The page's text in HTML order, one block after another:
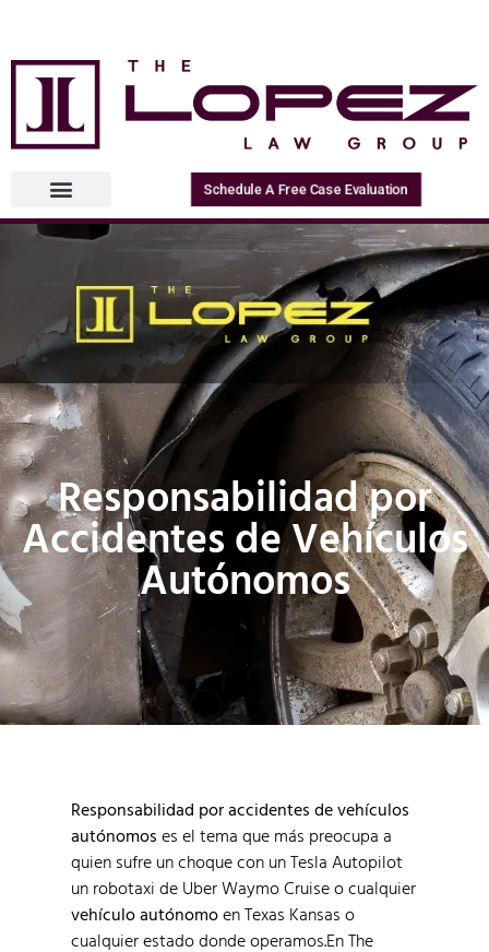
Schedule A Free Case Evaluation
Responsabilidad por
Accidentes de Vehículos
Autónomos
Responsabilidad por accidentes de vehículos
autónomos es el tema que más preocupa a
quien sufre un choque con un Tesla Autopilot
un robotaxi de Uber Waymo Cruise o cualquier
vehículo autónomoen Texas Kansas o
cualquier estado donde operamos.En The